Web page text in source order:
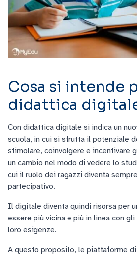
Cosa si intende
didattica
Con didattica digitale si indica un
scuola, in cui si sfrutta il potenziale
stimolare, coinvolgere e incentivare
un cambio nel modo di vedere lo
cui il ruolo dei ragazzi diventa
partecipativo.
Il digitale diventa quindi risorsa per
essere più vicina e più in linea con
loro esigenze.
A questo proposito, le piattaforme